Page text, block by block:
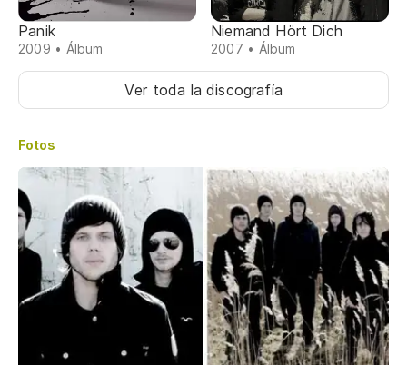
Panik
2009 • Álbum
Niemand Hört Dich
2007 • Álbum
Ver toda la discografía
Fotos